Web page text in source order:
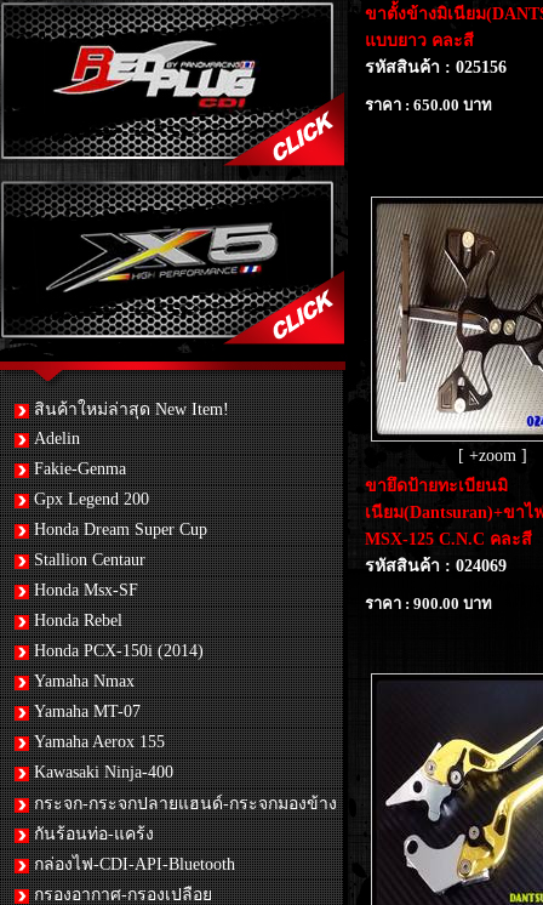
สินค้าใหม่ล่าสุด New Item!
Adelin
Fakie-Genma
Gpx Legend 200
Honda Dream Super Cup
Stallion Centaur
Honda Msx-SF
Honda Rebel
Honda PCX-150i (2014)
Yamaha Nmax
Yamaha MT-07
Yamaha Aerox 155
Kawasaki Ninja-400
กระจก-กระจกปลายแฮนด์-กระจกมองข้าง
กันร้อนท่อ-แคร้ง
กล่องไฟ-CDI-API-Bluetooth
กรองอากาศ-กรองเปลือย
ขาตั้งข้างมิเนียม
แบบยาว คละสี
รหัสสินค้า : 025156
ราคา : 650.00 บาท
[ +zoom ]
ขายึดป้ายทะเบียนมิ
เนียม(Dantsuran)+ขาไ
MSX-125 C.N.C คละสี
รหัสสินค้า : 024069
ราคา : 900.00 บาท